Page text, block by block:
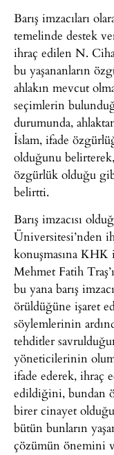
Barış imzacıları
temelinde destek
ihraç edilen N.
bu yaşananların
ahlakın mevcut
seçimlerin
durumunda,
İslam, ifade
olduğunu
özgürlük olduğu
belirtti.
Barış imzacısı
Üniversitesi’nden
konuşmasına
Mehmet Fatih
bu yana barış
örüldüğüne işaret
söylemlerinin
tehditler
yöneticilerinin
ifade ederek, ihraç
edildiğini, bundan
birer cinayet
bütün bunların
çözümün önemini